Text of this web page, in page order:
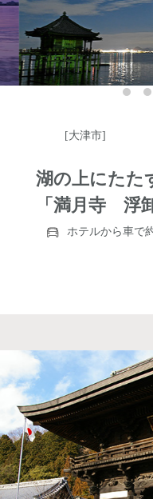
[大津市]
湖の上にたた
「満月寺 浮
ホテルから車で